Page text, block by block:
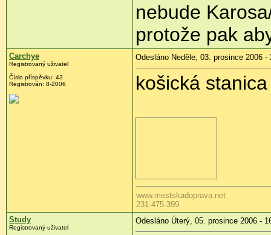
nebude
protože pak
Carchye
Registrovaný uživatel
Číslo příspěvku: 43
Registrován: 8-2006
Odesláno Neděle, 03. prosince 2006 -
košická
www.mestskadoprava.net
231-475-399
Study
Registrovaný uživatel
Odesláno Úterý, 05. prosince 2006 -